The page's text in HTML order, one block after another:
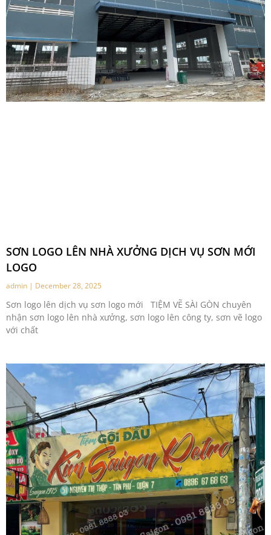
SƠN LOGO LÊN NHÀ XƯỞNG DỊCH VỤ SƠN MỚI
LOGO
admin December 28, 2025
Sơn logo lên dịch vụ sơn logo mới TIỆM VẼ SÀI GÒN chuyên
nhận sơn logo lên nhà xưởng, sơn logo lên công ty, sơn vẽ logo
với chất